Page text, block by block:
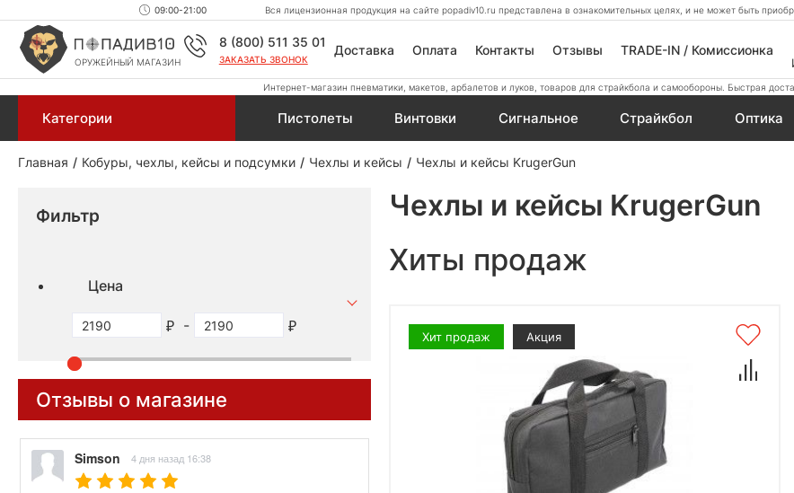
09:00-21:00 Вся лицензионная продукция на сайте popadiv10.ru представлена в ознакомительных целях, и не может быть
ОРУЖЕЙНЫЙ МАГАЗИН
8 (800) 511 35 01
ЗАКАЗАТЬ ЗВОНОК
Доставка Оплата Контакты Отзывы TRADE-IN / Комиссионка
Интернет-магазин пневматики, макетов, арбалетов и луков, товаров для страйкбола и самообороны. Быстрая
Категории Пистолеты Винтовки Сигнальное Страйкбол Оптика
Главная Кобуры, чехлы, кейсы и подсумки Чехлы и кейсы Чехлы и кейсы KrugerGun
Фильтр
Цена
-
Отзывы о магазине
Simson 4 дня назад 16:38
Чехлы и кейсы KrugerGun
Хиты продаж
Хит продаж Акция